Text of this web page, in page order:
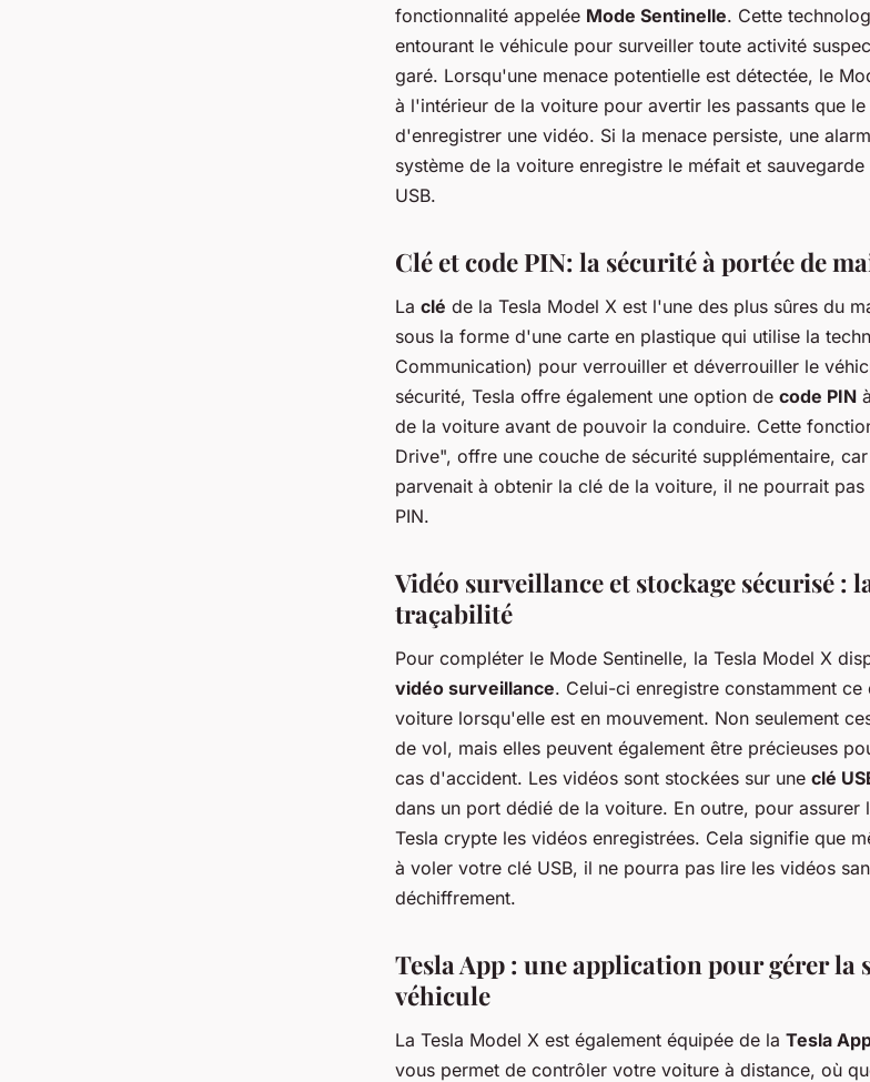
fonctionnalité appelée Mode Sentinelle. Cette
entourant le véhicule pour surveiller toute activité
garé. Lorsqu'une menace potentielle est détectée, le
à l'intérieur de la voiture pour avertir les passants que
d'enregistrer une vidéo. Si la menace persiste, une
système de la voiture enregistre le méfait et
USB.
Clé et code PIN: la sécurité à portée de
La clé de la Tesla Model X est l'une des plus sûres du
sous la forme d'une carte en plastique qui utilise la
Communication) pour verrouiller et déverrouiller le
sécurité, Tesla offre également une option de code PIN
de la voiture avant de pouvoir la conduire. Cette
Drive", offre une couche de sécurité supplémentaire,
parvenait à obtenir la clé de la voiture, il ne pourrait
PIN.
Vidéo surveillance et stockage sécurisé :
traçabilité
Pour compléter le Mode Sentinelle, la Tesla Model X
vidéo surveillance. Celui-ci enregistre constamment ce
voiture lorsqu'elle est en mouvement. Non seulement
de vol, mais elles peuvent également être précieuses
cas d'accident. Les vidéos sont stockées sur une clé
dans un port dédié de la voiture. En outre, pour assurer
Tesla crypte les vidéos enregistrées. Cela signifie que
à voler votre clé USB, il ne pourra pas lire les vidéos
déchiffrement.
Tesla App : une application pour gérer la
véhicule
La Tesla Model X est également équipée de la Tesla
vous permet de contrôler votre voiture à distance, où